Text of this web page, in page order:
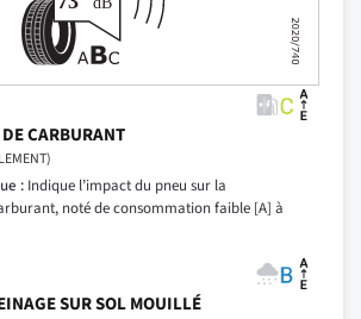
CARBURANT
: Indique l’impact du pneu sur la
noté de consommation faible [A] à
SUR SOL MOUILLÉ